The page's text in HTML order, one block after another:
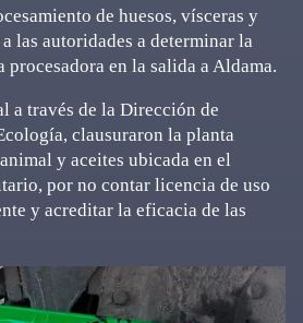
de huesos, vísceras y
las autoridades a determinar la
procesadora en la salida a Aldama.
a través de la Dirección de
clausuraron la planta
y aceites ubicada en el
por no contar licencia de uso
y acreditar la eficacia de las